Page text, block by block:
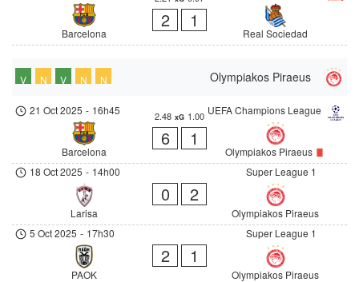
Barcelona
2 1
Real Sociedad
Olympiakos Piraeus
V N V N N
UEFA Champions League
21 Oct 2025 - 16h45
Barcelona
2.48 xG 1.00
6 1
Olympiakos Piraeus
Super League 1
18 Oct 2025 - 14h00
Larisa
0 2
Olympiakos Piraeus
Super League 1
5 Oct 2025 - 17h30
PAOK
2 1
Olympiakos Piraeus